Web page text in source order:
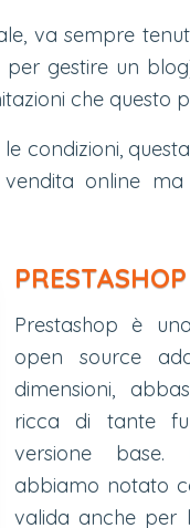
va sempre
gestire un
che questo
condizioni,
online
PRESTASHOP
Prestashop è
open source
dimensioni,
ricca di tante
versione base.
abbiamo notato
valida anche per